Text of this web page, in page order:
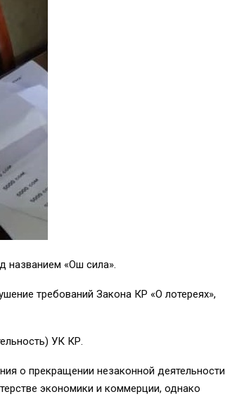
названием «Ош сила».
требований Закона КР «О лотереях»,
УК КР.
о прекращении незаконной деятельности
экономики и коммерции, однако